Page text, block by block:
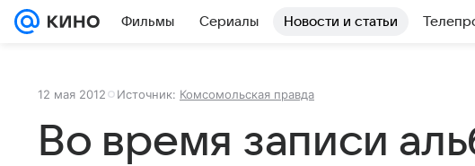
Фильмы Сериалы Новости и статьи
12 мая 2012 Источник: Комсомольская правда
Во время записи